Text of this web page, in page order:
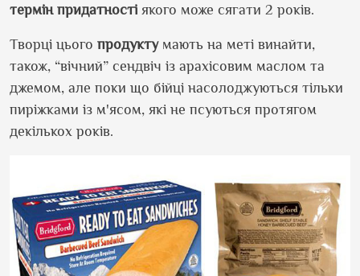
термін придатності якого може сягати 2 років.
Творці цього продуктумають на меті винайти,
також, “вічний” сендвіч із арахісовим маслом та
джемом, але поки що бійці насолоджуються тільки
пиріжками із м'ясом, які не псуються протягом
декількох років.